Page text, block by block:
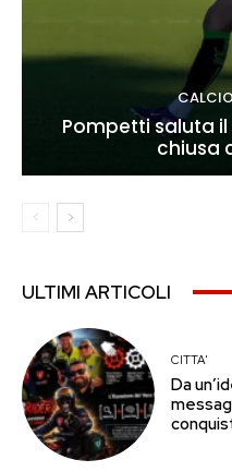
Pompetti saluta
chiusa
ULTIMI ARTICOLI
CITTA'
Da